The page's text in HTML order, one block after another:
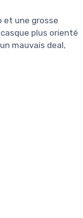
et une grosse
plus orienté
mauvais deal,